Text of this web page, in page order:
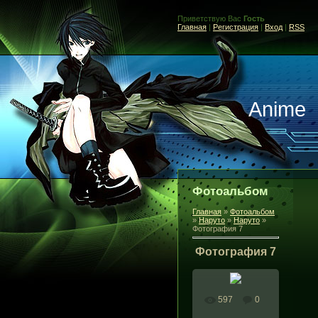
Приветствую Вас Гость
Главная | Регистрация | Вход | RSS
Anime
Фотоальбом
Главная » Фотоальбом
»Наруто » Наруто »
Фотография 7
Фотография 7
597 0